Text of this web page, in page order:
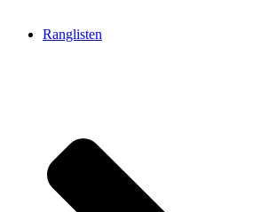
Ranglisten